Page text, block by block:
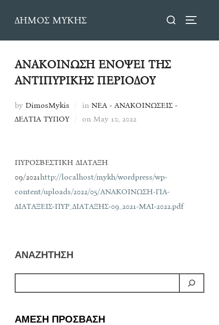
ΔΗΜΟΣ ΜΥΚΗΣ
Search
ΑΝΑΚΟΙΝΩΣΗ ΕΝΟΨΕΙ ΤΗΣ
ΑΝΤΙΠΥΡΙΚΗΣ ΠΕΡΙΟΔΟΥ
by DimosMykis in ΝΕΑ - ΑΝΑΚΟΙΝΩΣΕΙΣ -
ΔΕΛΤΙΑ ΤΥΠΟΥ
on Posted
May 10, 2022
ΠΥΡΟΣΒΕΣΤΙΚΗ ΔΙΑΤΑΞΗ
09/2021http://localhost/mykh/wordpress/wp-
content/uploads/2022/05/ΑΝΑΚΟΙΝΩΣΗ-ΓΙΑ-
ΔΙΑΤΑΞΕΙΣ-ΠΥΡ_ΔΙΑΤΑΞΗΣ-09_2021-ΜΑΙ-2022.pdf
ΑΝΑΖΗΤΗΣΗ
ΑΜΕΣΗ ΠΡΟΣΒΑΣΗ